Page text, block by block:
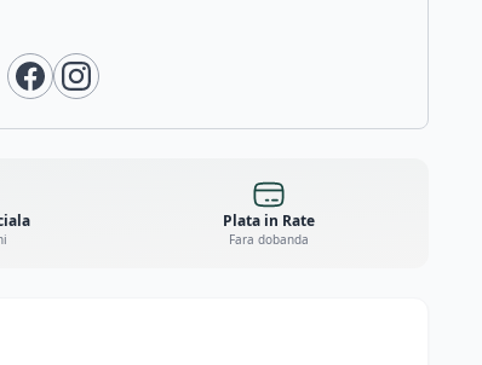
Plata in Rate
Fara dobanda